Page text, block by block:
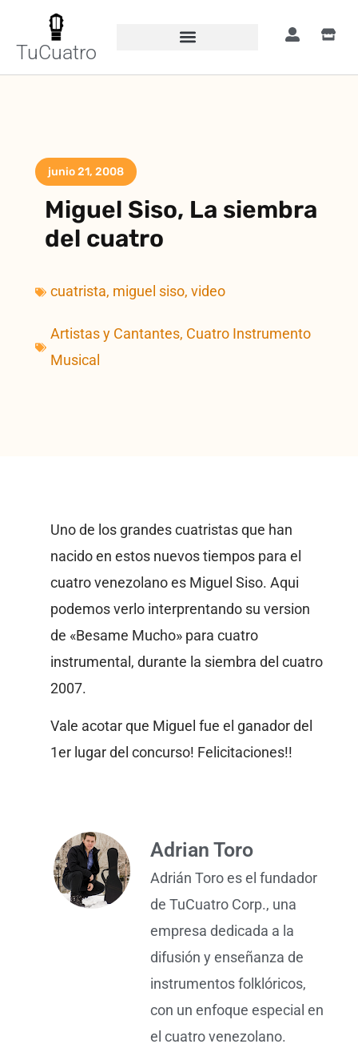
TuCuatro
junio 21, 2008
Miguel Siso, La siembra
del cuatro
cuatrista, miguel siso,video
Artistas y Cantantes, Cuatro Instrumento
Musical
Uno de los grandes cuatristas que han
nacido en estos nuevos tiempos para el
cuatro venezolano es Miguel Siso. Aqui
podemos verlo interprentando su version
de «Besame Mucho» para cuatro
instrumental, durante la siembra del cuatro
2007.
Vale acotar que Miguel fue el ganador del
1er lugar del concurso! Felicitaciones!!
Adrian Toro
Adrián Toro es el fundador
de TuCuatro Corp., una
empresa dedicada a la
difusión y enseñanza de
instrumentos folklóricos,
con un enfoque especial en
el cuatro venezolano.